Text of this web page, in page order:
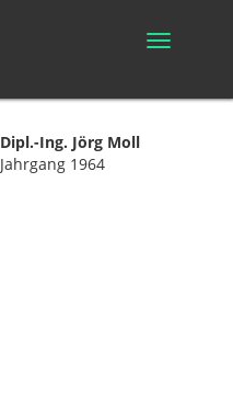
Toggle
Dipl.-Ing. Jörg Moll
Jahrgang 1964